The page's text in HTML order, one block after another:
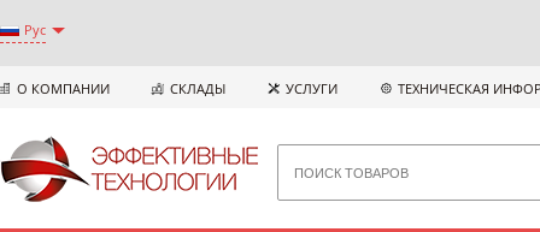
Рус
О КОМПАНИИ СКЛАДЫ УСЛУГИ ТЕХНИЧЕСКАЯ